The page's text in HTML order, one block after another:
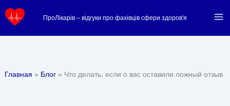
ПроЛікарів – відгуки про фахівців сфери здоров'я
Главная Блог Что делать, если о вас оставили ложный отзыв